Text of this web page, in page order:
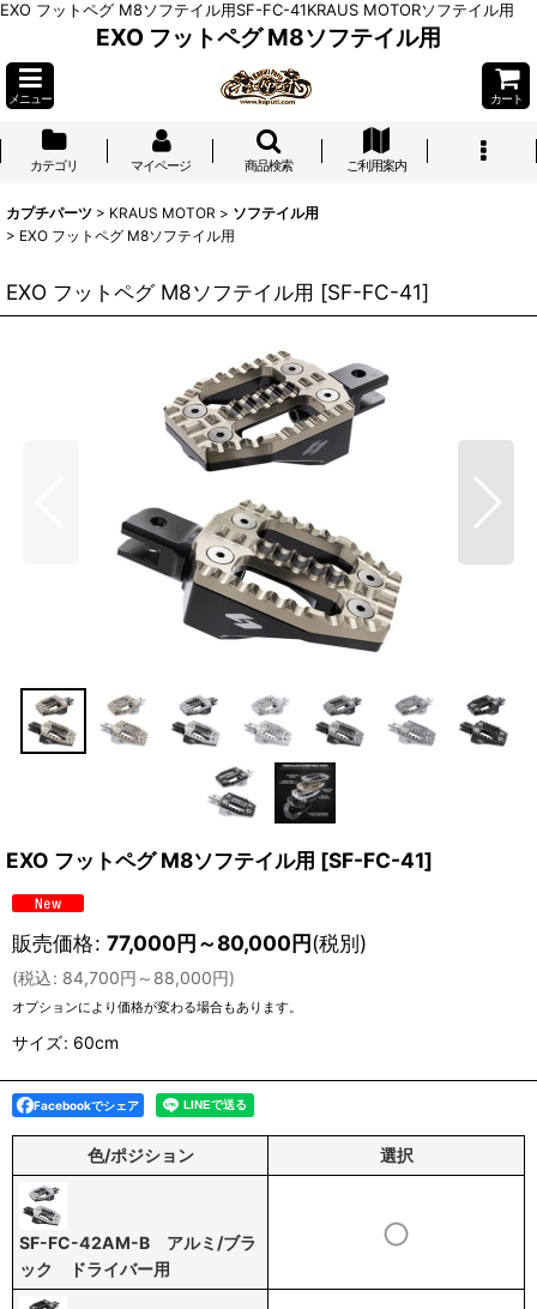
EXO フットペグ M8ソフテイル用SF-FC-41KRAUS MOTORソフテイル用
EXO フットペグ M8ソフテイル用
メニュー カート
カテゴリ マイページ 商品検索 ご利用案内
カプチパーツ > KRAUS MOTOR > ソフテイル用
> EXO フットペグ M8ソフテイル用
EXO フットペグ M8ソフテイル用 [SF-FC-41]
EXO フットペグ M8ソフテイル用 [SF-FC-41]
販売価格: 77,000円～80,000円(税別)
(税込: 84,700円 ～88,000円)
オプションにより価格が変わる場合もあります。
サイズ: 60cm
Facebookでシェア
色/ポジション 選択
SF-FC-42AM-B アルミ/ブラ
ック ドライバー用